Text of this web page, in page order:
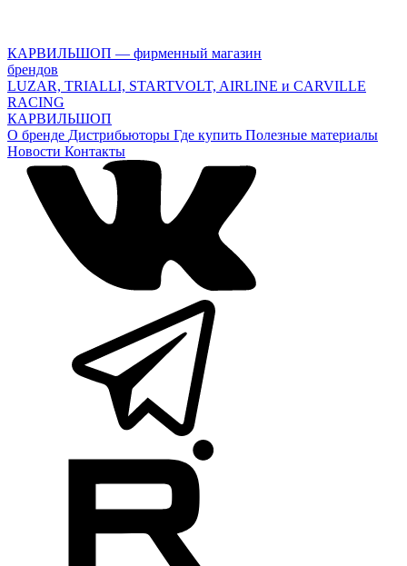
КАРВИЛЬШОП — фирменный магазин
брендов
LUZAR, TRIALLI, STARTVOLT, AIRLINE и CARVILLE
RACING
КАРВИЛЬШОП
О бренде Дистрибьюторы Где купить Полезные материалы
Новости Контакты